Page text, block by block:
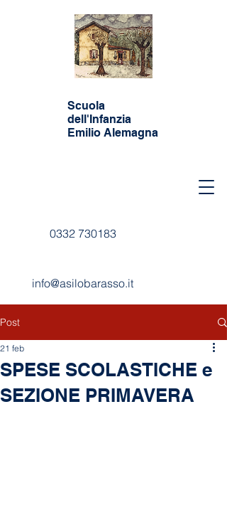
Scuola
dell'Infanzia
Emilio Alemagna
0332 730183
info@asilobarasso.it
Post
SPESE SCOLASTICHE e
SEZIONE PRIMAVERA
21 feb